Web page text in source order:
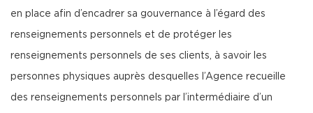
en place afin d’encadrer sa gouvernance à l’égard des
renseignements personnels et de protéger les
renseignements personnels de ses clients, à savoir les
personnes physiques auprès desquelles l’Agence recueille
des renseignements personnels par l’intermédiaire d’un